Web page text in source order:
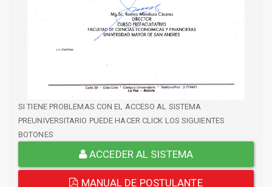
SI TIENE PROBLEMAS CON EL ACCESO AL SISTEMA
PREUNIVERSITARIO PUEDE HACER CLICK LOS SIGUIENTES
BOTONES
ACCEDER AL SISTEMA
MANUAL DE POSTULANTE